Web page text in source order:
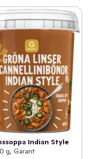
Indian Style
g, Garant